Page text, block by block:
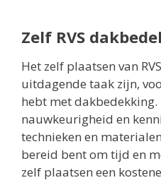
Zelf RVS
Het zelf plaatsen van
uitdagende taak zijn,
hebt met dakbedekking.
nauwkeurigheid en
technieken en
bereid bent om tijd en
zelf plaatsen een